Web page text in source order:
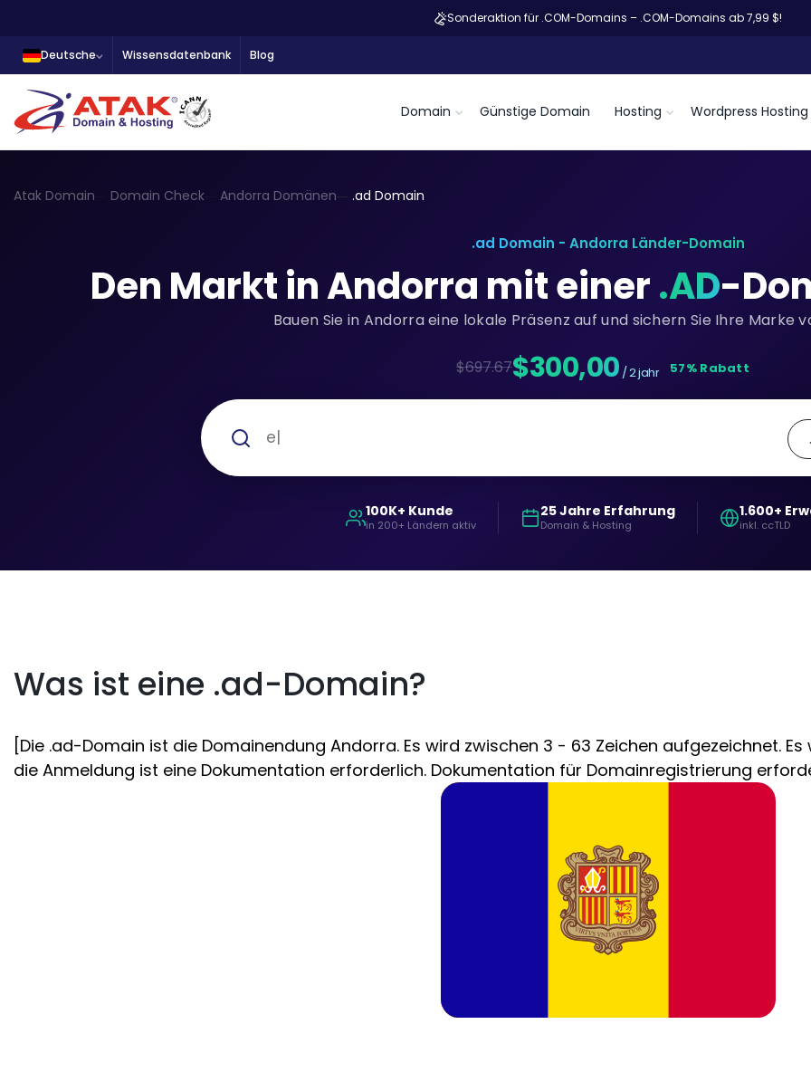
Sonderaktion für .COM-Domains – .COM-Domains ab 7,99 $!
Deutsche Wissensdatenbank Blog
Domain Günstige Domain Hosting Wordpress Hosting
Atak Domain Domain Check Andorra Domänen .ad Domain
.ad Domain - Andorra Länder-Domain
Den Markt in Andorra mit einer.AD-
Bauen Sie in Andorra eine lokale Präsenz auf und sichern Sie Ihre Marke
$697.67$300,00 / 2 jahr 57% Rabatt
100K+ Kunde
in 200+ Ländern aktiv
25 Jahre Erfahrung
Domain & Hosting
1.600+
inkl. ccTLD
Was ist eine .ad-Domain?
[Die .ad-Domain ist die Domainendung Andorra. Es wird zwischen 3 - 63 Zeichen aufgezeichnet.
die Anmeldung ist eine Dokumentation erforderlich. Dokumentation für Domainregistrierung